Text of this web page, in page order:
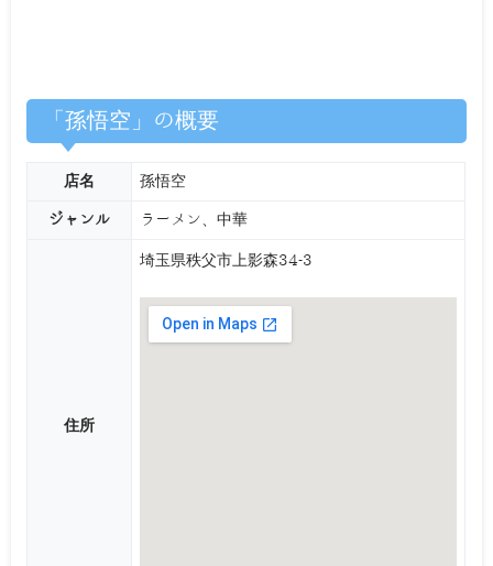
「孫悟空」の概要
店名 孫悟空
ジャンル ラーメン、中華
住所
埼玉県秩父市上影森34-3